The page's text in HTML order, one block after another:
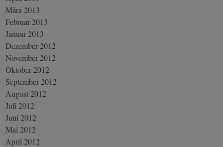
März 2013
Februar 2013
Januar 2013
Dezember 2012
November 2012
Oktober 2012
September 2012
August 2012
Juli 2012
Juni 2012
Mai 2012
April 2012